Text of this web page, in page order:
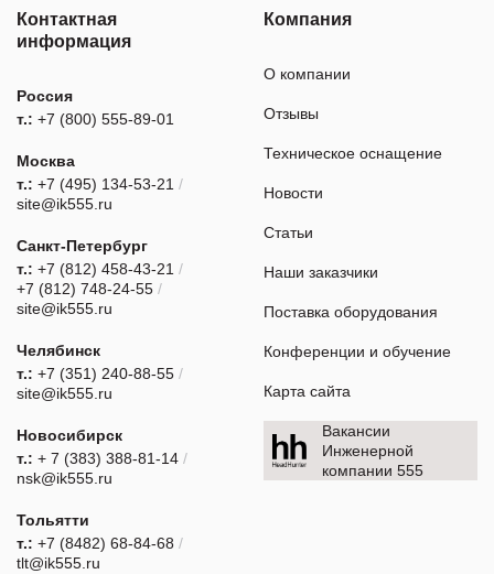
Контактная
информация
Россия
т.: +7 (800) 555-89-01
Москва
т.: +7 (495) 134-53-21 /
site@ik555.ru
Санкт-Петербург
т.: +7 (812) 458-43-21 /
+7 (812) 748-24-55 /
site@ik555.ru
Челябинск
т.: +7 (351) 240-88-55 /
site@ik555.ru
Новосибирск
т.: + 7 (383) 388-81-14 /
nsk@ik555.ru
Тольятти
т.: +7 (8482) 68-84-68 /
tlt@ik555.ru
Компания
О компании
Отзывы
Техническое оснащение
Новости
Статьи
Наши заказчики
Поставка оборудования
Конференции и обучение
Карта сайта
Вакансии
Инженерной
компании 555